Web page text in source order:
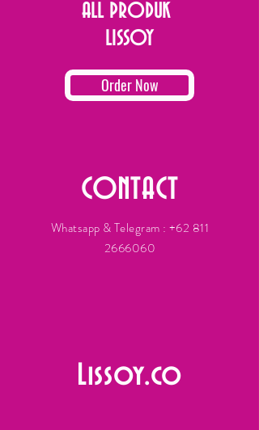
ALL PRODUK
LISSOY
Order Now
CONTACT
Whatsapp & Telegram : +62 811
2666060
Lissoy.co